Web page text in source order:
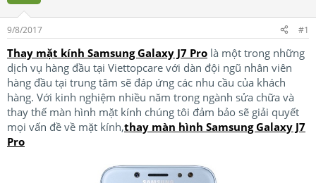
ả
g
9/8/2017 #1
Thay mặt kính Samsung Galaxy J7 Pro là một trong những
dịch vụ hàng đầu tại Viettopcare với dàn đội ngũ nhân viên
hàng đầu tại trung tâm sẽ đáp ứng các nhu cầu của khách
hàng. Với kinh nghiệm nhiều năm trong ngành sửa chữa và
thay thế màn hình mặt kính chúng tôi đảm bảo sẽ giải quyết
mọi vấn đề về mặt kính,thay màn hình Samsung Galaxy J7
Pro